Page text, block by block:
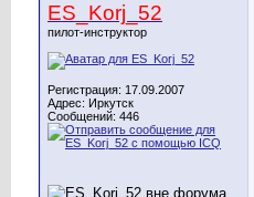
ES_Korj_52
пилот-инструктор
Регистрация: 17.09.2007
Адрес: Иркутск
Сообщений: 446